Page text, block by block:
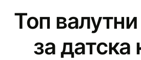
Топ
за датска